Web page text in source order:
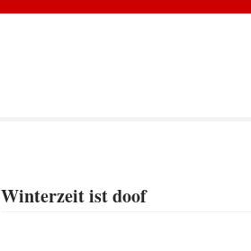
Winterzeit ist doof